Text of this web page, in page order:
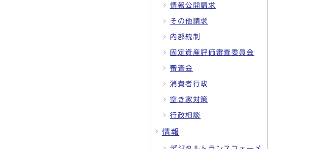
情報公開請求
その他請求
内部統制
固定資産評価審査委員会
審査会
消費者行政
空き家対策
行政相談
情報